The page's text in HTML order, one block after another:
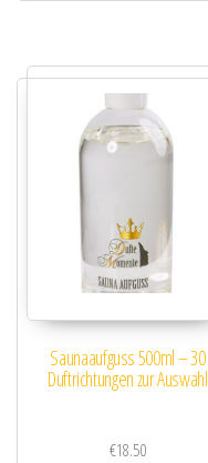
Saunaaufguss 500ml – 30
Duftrichtungen zur Auswahl
€18.50